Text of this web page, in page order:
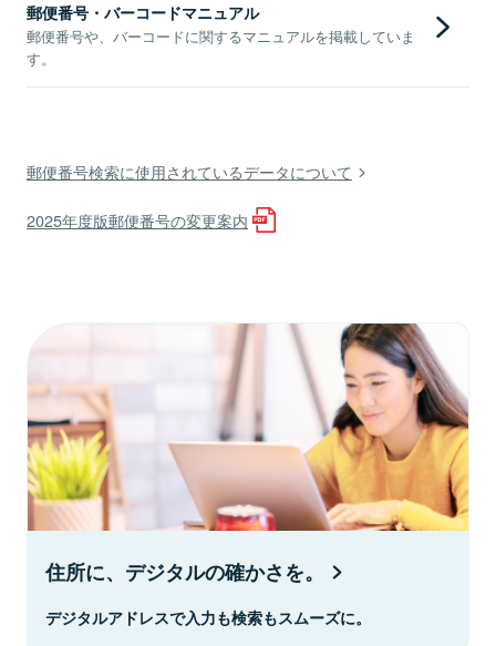
郵便番号・バーコードマニュアル
郵便番号や、バーコードに関するマニュアルを掲載していま
す。
郵便番号検索に使用されているデータについて
2025年度版郵便番号の変更案内
住所に、デジタルの確かさを。
デジタルアドレスで入力も検索もスムーズに。